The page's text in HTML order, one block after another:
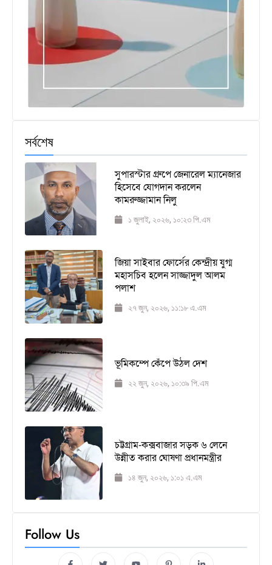
সর্বশেষ
সুপারস্টার গ্রুপে জেনারেল ম্যানেজার
হিসেবে যোগদান করলেন
কামরুজ্জামান নিলু
১ জুলাই, ২০২৬, ১০:২৩ পি.এম
জিয়া সাইবার ফোর্সের কেন্দ্রীয় যুগ্ম
মহাসচিব হলেন সাজ্জাদুল আলম
পলাশ
২৭ জুন, ২০২৬, ১১:১৮ এ.এম
ভূমিকম্পে কেঁপে উঠল দেশ
২২ জুন, ২০২৬, ১০:৩৯ পি.এম
চট্টগ্রাম-কক্সবাজার সড়ক ৬ লেনে
উন্নীত করার ঘোষণা প্রধানমন্ত্রীর
১৪ জুন, ২০২৬, ১:০১ এ.এম
Follow Us